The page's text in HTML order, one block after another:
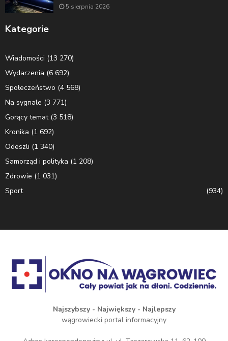
5 sierpnia 2026
Kategorie
Wiadomości (13 270)
Wydarzenia (6 692)
Społeczeństwo (4 568)
Na sygnale (3 771)
Gorący temat(3 518)
Kronika (1 692)
Odeszli (1 340)
Samorząd i polityka (1 208)
Zdrowie (1 031)
Sport
(934)
Najszybszy - Największy - Najlepszy
wągrowiecki portal informacyjny